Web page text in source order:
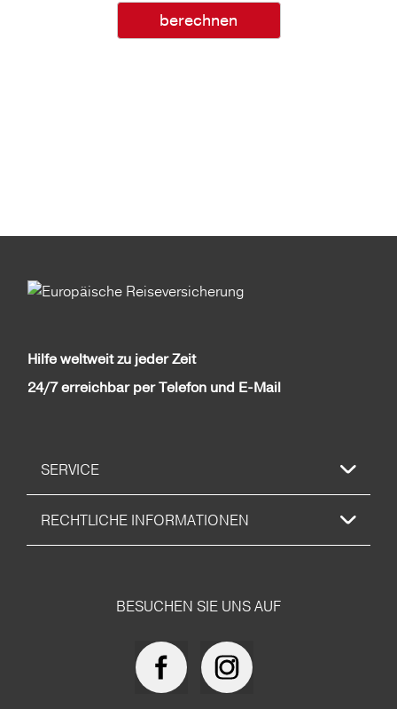
berechnen
Hilfe weltweit zu jeder Zeit
24/7 erreichbar per Telefon und E-Mail
SERVICE
RECHTLICHE INFORMATIONEN
BESUCHEN SIE UNS AUF